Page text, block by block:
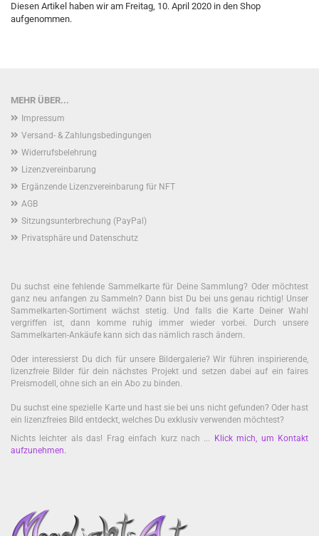
Diesen Artikel haben wir am Freitag, 10. April 2020 in den Shop
aufgenommen.
MEHR ÜBER...
Impressum
Versand- & Zahlungsbedingungen
Widerrufsbelehrung
Lizenzvereinbarung
Ergänzende Lizenzvereinbarung für NFT
AGB
Sitzungsunterbrechung (PayPal)
Privatsphäre und Datenschutz
Du suchst eine fehlende Sammelkarte für Deine Sammlung? Oder möchtest
ganz neu anfangen zu Sammeln? Dann bist Du bei uns genau richtig! Unser
Sammelkarten-Sortiment wächst stetig. Und falls die Karte Deiner Wahl
vergriffen ist, dann komme ruhig immer wieder vorbei. Durch unsere
Sammelkarten-Ankäufe kann sich das nämlich rasch ändern.
Oder interessierst Du dich für unsere Bildergalerie? Wir führen inspirierende,
lizenzfreie Bilder für dein nächstes Projekt und setzen dabei auf ein faires
Preismodell, ohne sich an ein Abo zu binden.
Du suchst eine spezielle Karte und hast sie bei uns nicht gefunden? Oder hast
ein lizenzfreies Bild entdeckt, welches Du exklusiv verwenden möchtest?
Nichts leichter als das! Frag einfach kurz nach ...
Klick mich, um Kontakt
aufzunehmen.